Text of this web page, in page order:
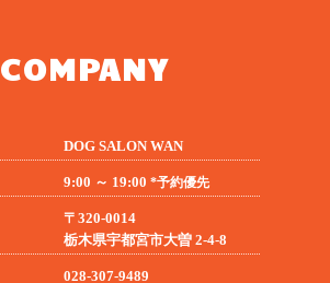
COMPANY
DOG SALON WAN
9:00 ～ 19:00 *予約優先
〒320-0014
栃木県宇都宮市大曽 2-4-8
028-307-9489